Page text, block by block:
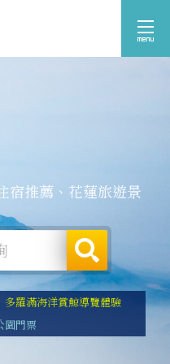
宿推薦、花蓮旅遊景
羅滿海洋賞鯨導覽體驗
園門票